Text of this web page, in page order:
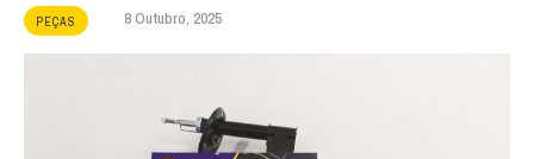
PEÇAS 8 Outubro, 2025